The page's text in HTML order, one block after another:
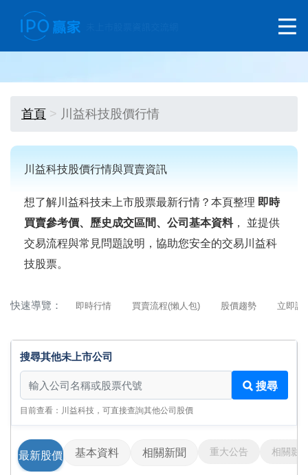
首頁 川益科技股價行情
川益科技股價行情與買賣資訊
想了解川益科技未上市股票最新行情？本頁整理 即時
買賣參考價、歷史成交區間、公司基本資料， 並提供
交易流程與常見問題說明，協助您安全的交易川益科
技股票。
快速導覽： 即時行情 買賣流程(懶人包) 股價趨勢 立即詢
搜尋其他未上市公司
搜尋其他未上市公司
搜尋
目前查看：川益科技，可直接查詢其他公司股價
最新股價 基本資料 相關新聞 重大公告 相關影